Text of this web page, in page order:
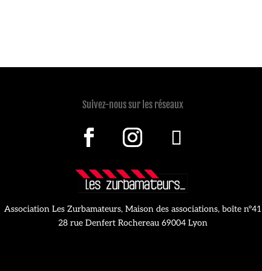
Suivez-nous sur les réseaux
Association Les Zurbamateurs, Maison des associations, boîte n°41
28 rue Denfert Rochereau 69004 Lyon